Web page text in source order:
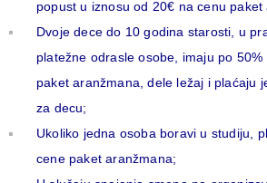
popust u iznosu od 20€ na cenu paket
Dvoje dece do 10 godina starosti, u
platežne odrasle osobe, imaju po 50%
paket aranžmana, dele ležaj i plaćaju
za decu;
Ukoliko jedna osoba boravi u studiju,
cene paket aranžmana;